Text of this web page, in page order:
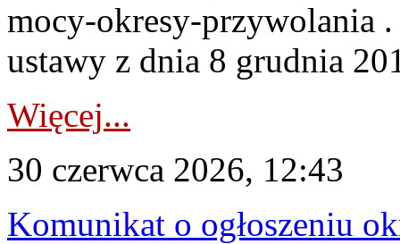
mocy-okresy-przywolania
ustawy z dnia 8 grudnia
Więcej...
30 czerwca 2026, 12:43
Komunikat o ogłoszeniu